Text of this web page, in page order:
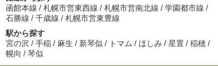
函館本線 / 札幌市営東西線 / 札幌市営南北線 / 学園都市線 /
石勝線 / 千歳線 / 札幌市営東豊線
駅から探す
宮の沢 / 手稲 / 麻生 / 新琴似 / トマム / ほしみ / 星置 / 稲穂 /
幌向 / 琴似